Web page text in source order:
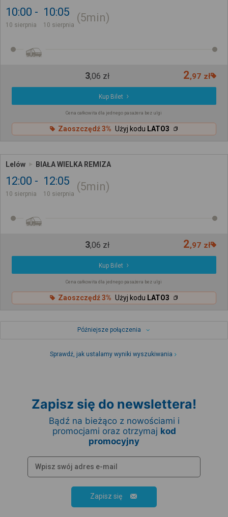
10:00
10 sierpnia
10:05
10 sierpnia
5min
3,06 zł 2,97 zł
Kup Bilet
Cena całkowita dla jednego pasażera bez ulgi
Zaoszczędź 3% Użyj kodu LATO3
Lelów BIAŁA WIELKA REMIZA
12:00
10 sierpnia
12:05
10 sierpnia
5min
3,06 zł 2,97 zł
Kup Bilet
Cena całkowita dla jednego pasażera bez ulgi
Zaoszczędź 3% Użyj kodu LATO3
Późniejsze połączenia
Sprawdź, jak ustalamy wyniki wyszukiwania
Zapisz się do newslettera!
Bądź na bieżąco z nowościami i
promocjami oraz otrzymaj kod
promocyjny
Zapisz się